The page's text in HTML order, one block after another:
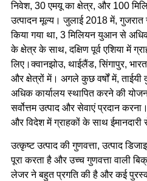
निवेश, 30 एमयू का क्षेत्र, और 100
उत्पादन मूल्य। जुलाई 2018 में, गुजरात
किया गया था, 3 मिलियन युआन से
के क्षेत्र के साथ, दक्षिण पूर्व एशिया में
लिए।क्वानझोउ, थाईलैंड, सिंगापुर,
और क्षेत्रों में। अगले कुछ वर्षों में, ताईयी
अधिक कार्यालय स्थापित करने की
सर्वोत्तम उत्पाद और सेवाएं प्रदान
और विदेश में ग्राहकों के साथ
उत्कृष्ट उत्पाद की गुणवत्ता, उत्पाद
पूरा करता है और उच्च गुणवत्ता वाली
लेजर ने बहुत प्रगति की है और कई